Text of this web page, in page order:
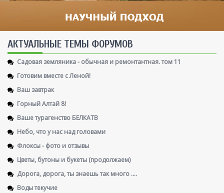
AКТУАЛЬНЫЕ ТЕМЫ ФОРУМОВ
Садовая земляника - обычная и ремонтантная. том 11
Готовим вместе с Леной!
Ваш завтрак
Горный Алтай 8!
Ваше турагенство БЕЛКАТВ
Небо, что у нас над головами
Флоксы - фото и отзывы
Цветы, бутоны и букеты (продолжаем)
Дорога, дорога, ты знаешь так много ....
Воды текучие